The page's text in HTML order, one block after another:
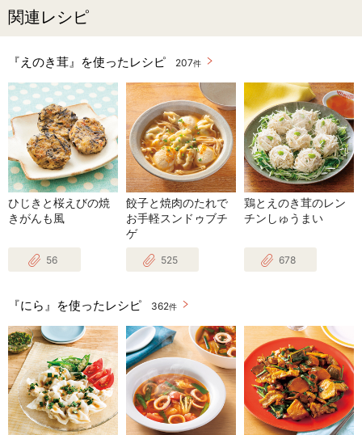
関連レシピ
『えのき茸』を使ったレシピ 207件
ひじきと桜えびの焼
きがんも風
56
餃子と焼肉のたれで
お手軽スンドゥブチ
ゲ
525
鶏とえのき茸のレン
チンしゅうまい
678
『にら』を使ったレシピ 362件